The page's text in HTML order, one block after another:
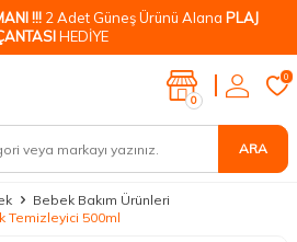
!!! 2 Adet Güneş Ürünü Alana PLAJ
HEDİYE
ARA
0
0
Bebek Bakım Ürünleri
Temizleyici 500ml